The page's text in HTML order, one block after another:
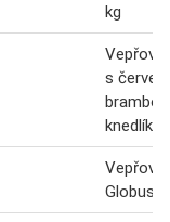
kg
Vepřová
s
knedlíky
Vepřová
Globus